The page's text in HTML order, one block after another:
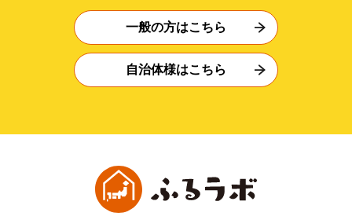
一般の方はこちら
自治体様はこちら